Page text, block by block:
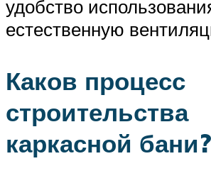
удобство
естественную
Каков процесс
строительства
каркасной бани?